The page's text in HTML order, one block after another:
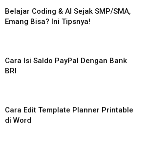
Belajar Coding & AI Sejak SMP/SMA,
Emang Bisa? Ini Tipsnya!
Cara Isi Saldo PayPal Dengan Bank
BRI
Cara Edit Template Planner Printable
di Word